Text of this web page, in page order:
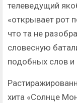
телеведущий
«открывает рот
что та не
словесную
подобных слов и
хита «Солнце